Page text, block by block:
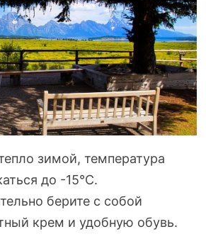
зимой, температура
до -15°C.
берите с собой
крем и удобную обувь.